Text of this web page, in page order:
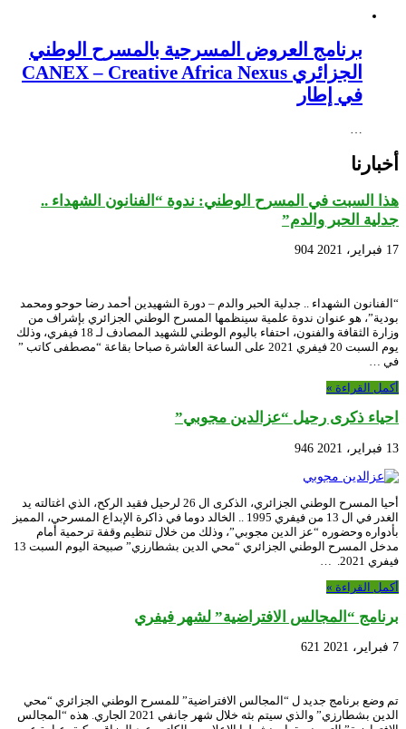
برنامج العروض المسرحية بالمسرح الوطني
الجزائري CANEX – Creative Africa Nexus
في إطار
…
أخبارنا
هذا السبت في المسرح الوطني: ندوة “الفنانون الشهداء ..
جدلية الحبر والدم”
17 فبراير، 2021 904
“الفنانون الشهداء .. جدلية الحبر والدم – دورة الشهيدين أحمد رضا حوحو ومحمد
بودية”، هو عنوان ندوة علمية سينظمها المسرح الوطني الجزائري بإشراف من
وزارة الثقافة والفنون، احتفاء باليوم الوطني للشهيد المصادف لـ 18 فيفري، وذلك
يوم السبت 20 فيفري 2021 على الساعة العاشرة صباحا بقاعة “مصطفى كاتب ”
في …
أكمل القراءة »
احياء ذكرى رحيل “عزالدين مجوبي”
13 فبراير، 2021 946
أحيا المسرح الوطني الجزائري، الذكرى ال 26 لرحيل فقيد الركح، الذي اغتالته يد
الغدر في ال 13 من فيفري 1995 .. الخالد دوما في ذاكرة الإبداع المسرحي، المميز
بأدواره وحضوره “عز الدين مجوبي”، وذلك من خلال تنظيم وقفة ترحمية أمام
مدخل المسرح الوطني الجزائري “محي الدين بشطارزي” صبيحة اليوم السبت 13
فيفري 2021. …
أكمل القراءة »
برنامج “المجالس الافتراضية” لشهر فيفري
7 فبراير، 2021 621
تم وضع برنامج جديد ل “المجالس الافتراضية” للمسرح الوطني الجزائري “محي
الدين بشطارزي” والذي سيتم بثه خلال شهر جانفي 2021 الجاري. هذه “المجالس